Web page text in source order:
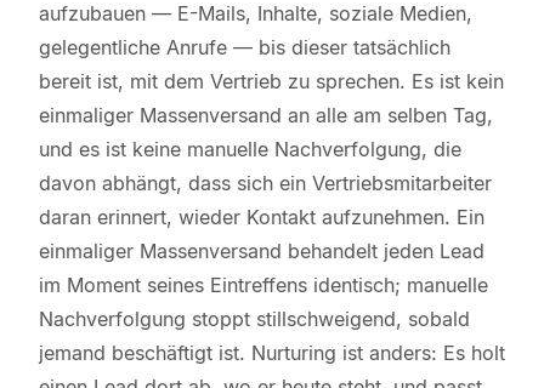
aufzubauen — E-Mails, Inhalte, soziale Medien,
gelegentliche Anrufe — bis dieser tatsächlich
bereit ist, mit dem Vertrieb zu sprechen. Es ist kein
einmaliger Massenversand an alle am selben Tag,
und es ist keine manuelle Nachverfolgung, die
davon abhängt, dass sich ein Vertriebsmitarbeiter
daran erinnert, wieder Kontakt aufzunehmen. Ein
einmaliger Massenversand behandelt jeden Lead
im Moment seines Eintreffens identisch; manuelle
Nachverfolgung stoppt stillschweigend, sobald
jemand beschäftigt ist. Nurturing ist anders: Es holt